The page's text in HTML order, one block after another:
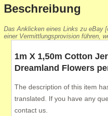
Beschreibung
Das Anklicken eines Links zu eBay
einer Vermittlungsprovision führen,
1m X 1,50m Cotton
Dreamland Flowers
The description of this item
translated. If you have any
contact us.